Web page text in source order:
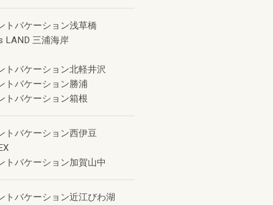
トバケーション浅草橋
LAND 三浦海岸
トバケーション北軽井沢
トバケーション勝浦
トバケーション箱根
トバケーション西伊豆
トバケーション加賀山中
トバケーション近江びわ湖